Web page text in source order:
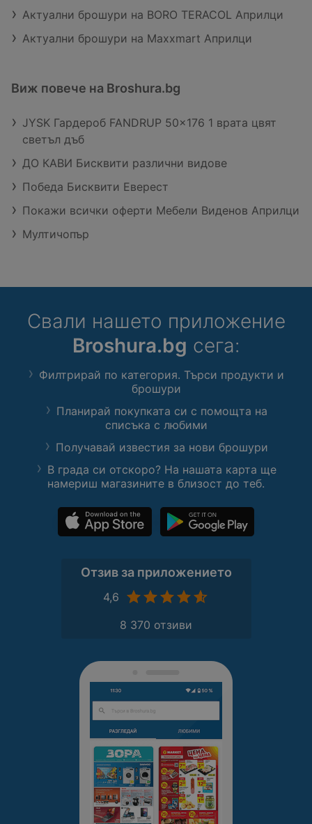
Актуални брошури на BORO TERACOL Априлци
Актуални брошури на Maxxmart Априлци
Виж повече на Broshura.bg
JYSK Гардероб FANDRUP 50x176 1 врата цвят
светъл дъб
ДО КАВИ Бисквити различни видове
Победа Бисквити Еверест
Покажи всички оферти Мебели Виденов Априлци
Мултичопър
Свали нашето приложение
Broshura.bg сега:
Филтрирай по категория. Търси продукти и
брошури
Планирай покупката си с помощта на
списъка с любими
Получавай известия за нови брошури
В града си отскоро? На нашата карта ще
намериш магазините в близост до теб.
Отзив за приложението
4,6
8 370 отзиви